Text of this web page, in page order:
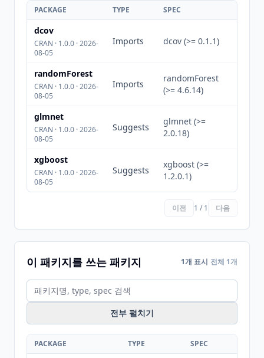
PACKAGE TYPE SPEC
dcov
CRAN · 1.0.0 · 2026-
08-05
Imports dcov (>= 0.1.1)
randomForest
CRAN · 1.0.0 · 2026-
08-05
Imports
randomForest
(>= 4.6.14)
glmnet
CRAN · 1.0.0 · 2026-
08-05
Suggests
glmnet (>=
2.0.18)
xgboost
CRAN · 1.0.0 · 2026-
08-05
Suggests
xgboost (>=
1.2.0.1)
이전 1 / 1 다음
이 패키지를 쓰는 패키지 1개 표시 전체 1개
전부 펼치기
PACKAGE TYPE SPEC